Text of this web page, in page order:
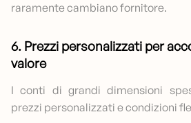
raramente cambiano fornitore.
6. Prezzi personalizzati per
valore
I conti di grandi dimensioni
prezzi personalizzati e condizioni